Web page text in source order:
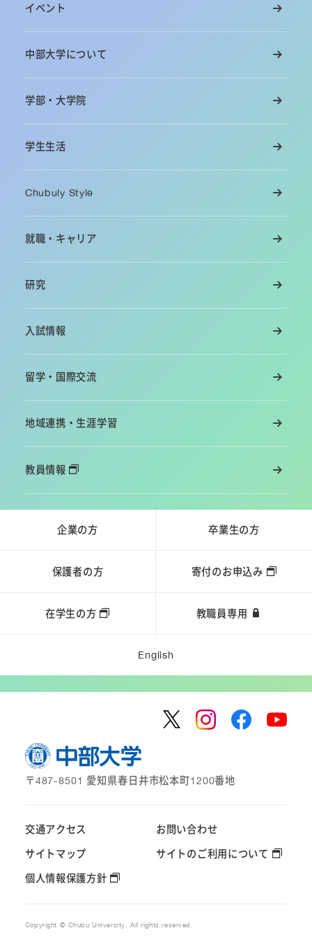
イベント
中部大学について
学部・大学院
学生生活
Chubuly Style
就職・キャリア
研究
入試情報
留学・国際交流
地域連携・生涯学習
教員情報
企業の方 卒業生の方
保護者の方 寄付のお申込み
在学生の方 教職員専用
English
〒487-8501 愛知県春日井市松本町1200番地
交通アクセス お問い合わせ
サイトマップ サイトのご利用について
個人情報保護方針
Copyright © Chubu University. All rights reserved.